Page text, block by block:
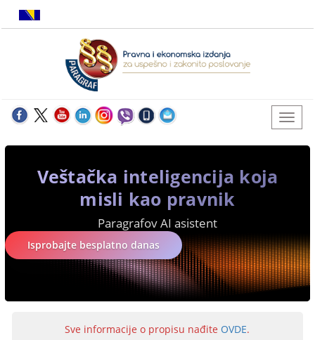
Veštačka inteligencija koja
misli kao pravnik
Paragrafov AI asistent
Isprobajte besplatno danas
Sve informacije o propisu nađite OVDE.